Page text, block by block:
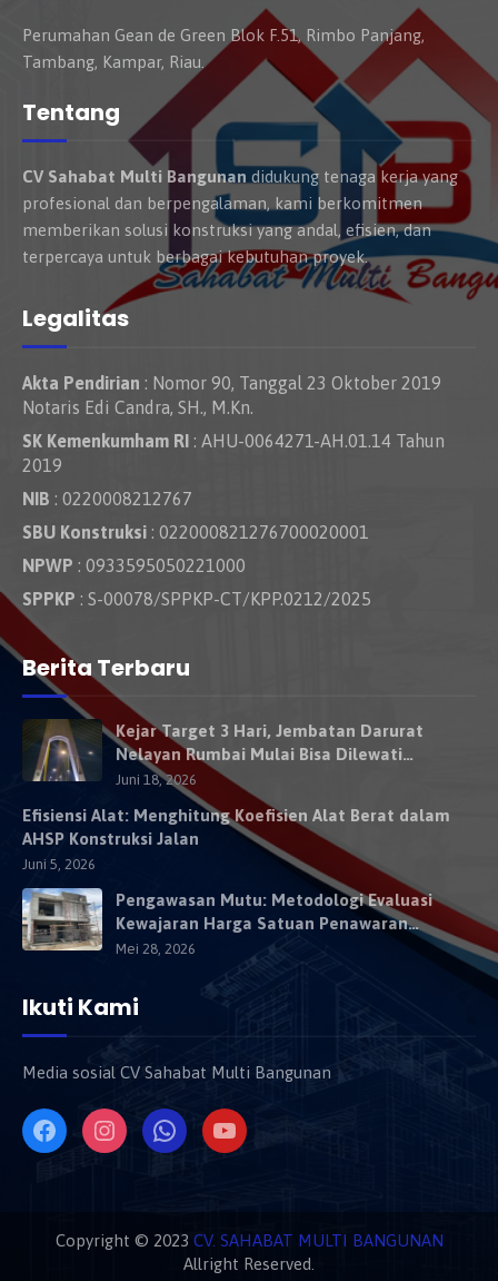
Perumahan Gean de Green Blok F.51, Rimbo Panjang,
Tambang, Kampar, Riau.
Tentang
CV Sahabat Multi Bangunan didukung tenaga kerja yang
profesional dan berpengalaman, kami berkomitmen
memberikan solusi konstruksi yang andal, efisien, dan
terpercaya untuk berbagai kebutuhan proyek.
Legalitas
Akta Pendirian : Nomor 90, Tanggal 23 Oktober 2019
Notaris Edi Candra, SH., M.Kn.
SK Kemenkumham RI : AHU-0064271-AH.01.14 Tahun
2019
NIB : 0220008212767
SBU Konstruksi : 022000821276700020001
NPWP : 0933595050221000
SPPKP : S-00078/SPPKP-CT/KPP.0212/2025
Berita Terbaru
Kejar Target 3 Hari, Jembatan Darurat
Nelayan Rumbai Mulai Bisa Dilewati
Kendaraan Besok
Juni 18, 2026
Efisiensi Alat: Menghitung Koefisien Alat Berat dalam
AHSP Konstruksi Jalan
Juni 5, 2026
Pengawasan Mutu: Metodologi Evaluasi
Kewajaran Harga Satuan Penawaran
Kontraktor
Mei 28, 2026
Ikuti Kami
Media sosial CV Sahabat Multi Bangunan
Copyright © 2023 CV. SAHABAT MULTI BANGUNAN
Allright Reserved.